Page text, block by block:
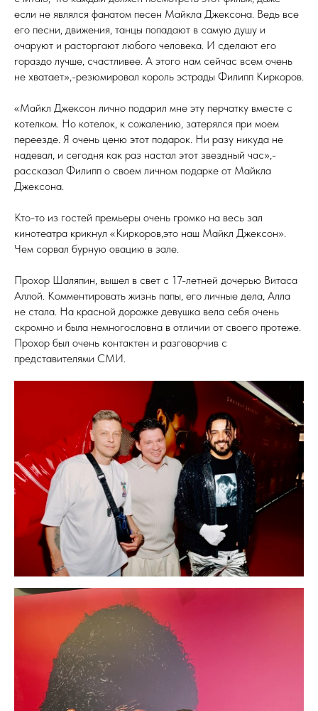
если не являлся фанатом песен Майкла Джексона. Ведь все
его песни, движения, танцы попадают в самую душу и
очаруют и расторгают любого человека. И сделают его
гораздо лучше, счастливее. А этого нам сейчас всем очень
не хватает»,-резюмировал король эстрады Филипп Киркоров.
«Майкл Джексон лично подарил мне эту перчатку вместе с
котелком. Но котелок, к сожалению, затерялся при моем
переезде. Я очень ценю этот подарок. Ни разу никуда не
надевал, и сегодня как раз настал этот звездный час»,-
рассказал Филипп о своем личном подарке от Майкла
Джексона.
Кто-то из гостей премьеры очень громко на весь зал
кинотеатра крикнул «Киркоров,это наш Майкл Джексон».
Чем сорвал бурную овацию в зале.
Прохор Шаляпин, вышел в свет с 17-летней дочерью Витаса
Аллой. Комментировать жизнь папы, его личные дела, Алла
не стала. На красной дорожке девушка вела себя очень
скромно и была немногословна в отличии от своего протеже.
Прохор был очень контактен и разговорчив с
представителями СМИ.